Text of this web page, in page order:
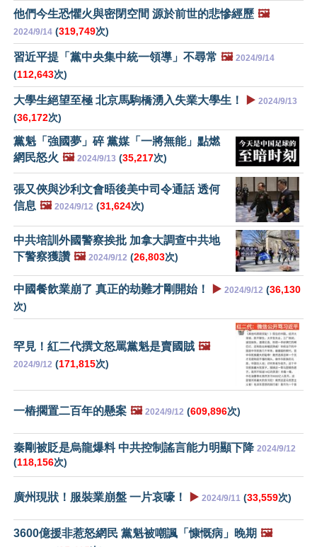
他們今生恐懼火與密閉空間 源於前世的悲慘經歷 🖼️
2024/9/14 (319,749次)
習近平提「黨中央集中統一領導」不尋常 🖼️ 2024/9/14
(112,643次)
大學生絕望至極 北京馬駒橋湧入失業大學生！ ▶️ 2024/9/13
(36,172次)
黨魁「強國夢」碎 黨媒「一將無能」點燃
網民怒火 🖼️ 2024/9/13 (35,217次)
張又俠與沙利文會晤後美中司令通話 透何
信息 🖼️ 2024/9/12 (31,624次)
中共培訓外國警察挨批 加拿大調查中共地
下警察獲讚 🖼️ 2024/9/12 (26,803次)
中國餐飲業崩了 真正的劫難才剛開始！ ▶️ 2024/9/12 (36,130
次)
罕見！紅二代撰文怒罵黨魁是賣國賊 🖼️
2024/9/12 (171,815次)
一樁擱置二百年的懸案 🖼️ 2024/9/12 (609,896次)
秦剛被貶是烏龍爆料 中共控制謠言能力明顯下降 2024/9/12
(118,156次)
廣州現狀！服裝業崩盤 一片哀嚎！ ▶️ 2024/9/11 (33,559次)
3600億援非惹怒網民 黨魁被嘲諷「慷慨病」晚期 🖼️